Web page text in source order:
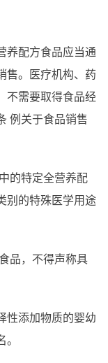
养配方食品应当通
售。医疗机构、药
不需要取得食品经
例关于食品销售
的特定全营养配
别的特殊医学用途
品，不得声称具
性添加物质的婴幼